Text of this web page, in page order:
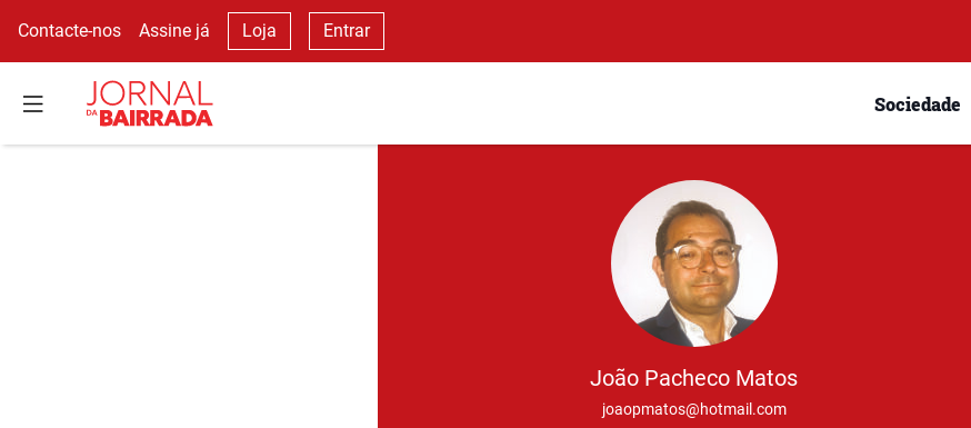
Contacte-nos Assine já Loja Entrar
Sociedade
João Pacheco Matos
joaopmatos@hotmail.com